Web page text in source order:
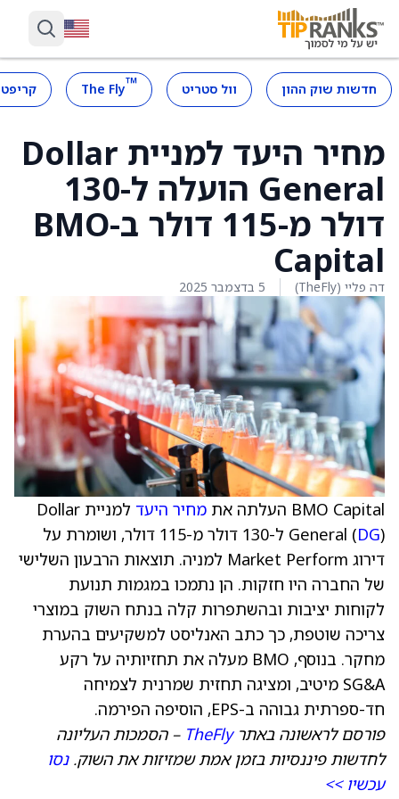
חדשות שוק ההון וול סטריט ™
The Fly
מחיר היעד למניית Dollar
General הועלה ל-130
דולר מ-115 דולר ב-BMO
Capital
דה פליי (TheFly) 5 בדצמבר 2025
BMO Capital העלתה את מחיר היעד
למניית Dollar
General (DG
) ל-130 דולר מ-115 דולר, ושומרת על
דירוג Market Perform למניה. תוצאות הרבעון השלישי
של החברה היו חזקות. הן נתמכו במגמות תנועת
לקוחות יציבות ובהשתפרות קלה בנתח השוק במוצרי
צריכה שוטפת, כך כתב האנליסט למשקיעים בהערת
מחקר. בנוסף, BMO מעלה את תחזיותיה על רקע
SG&A מיטיב, ומציגה תחזית שמרנית לצמיחה
חד-ספרתית גבוהה ב-EPS, הוסיפה הפירמה.
פורסם לראשונה באתרTheFly – הסמכות העליונה
לחדשות פיננסיות בזמן אמת שמזיזות את השוק.נסו
עכשיו >>